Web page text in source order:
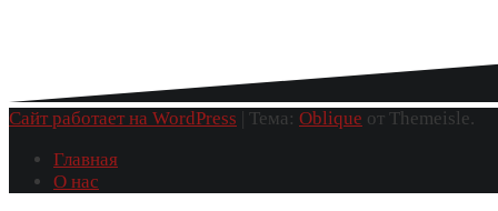
Сайт работает на WordPress | Тема: Oblique от Themeisle.
Главная
О нас